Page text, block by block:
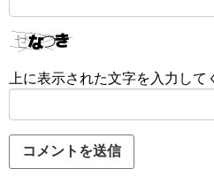
上に表示された文字を入力して